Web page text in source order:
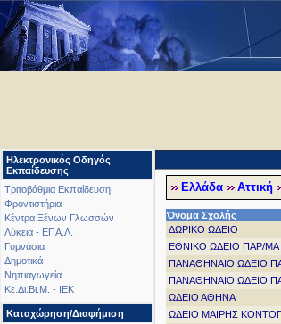
Ηλεκτρονικός Οδηγός
Εκπαίδευσης
Τριτοβάθμια Εκπαίδευση
Φροντιστήρια
Κέντρα Ξένων Γλωσσών
Λύκεια - ΕΠΑ.Λ.
Γυμνάσια
Δημοτικά
Νηπιαγωγεία
Κε.Δι.Βι.Μ. - ΙΕΚ
Καταχώρηση/Διαφήμιση
Ελλάδα Αττική
Όνομα Σχολής
ΔΩΡΙΚΟ ΩΔΕΙΟ
ΕΘΝΙΚΟ ΩΔΕΙΟ ΠΑΡ/ΜΑ
ΠΑΝΑΘΗΝΑΙΟ ΩΔΕΙΟ
ΠΑΝΑΘΗΝΑΙΟ ΩΔΕΙΟ
ΩΔΕΙΟ ΑΘΗΝΑ
ΩΔΕΙΟ ΜΑΙΡΗΣ